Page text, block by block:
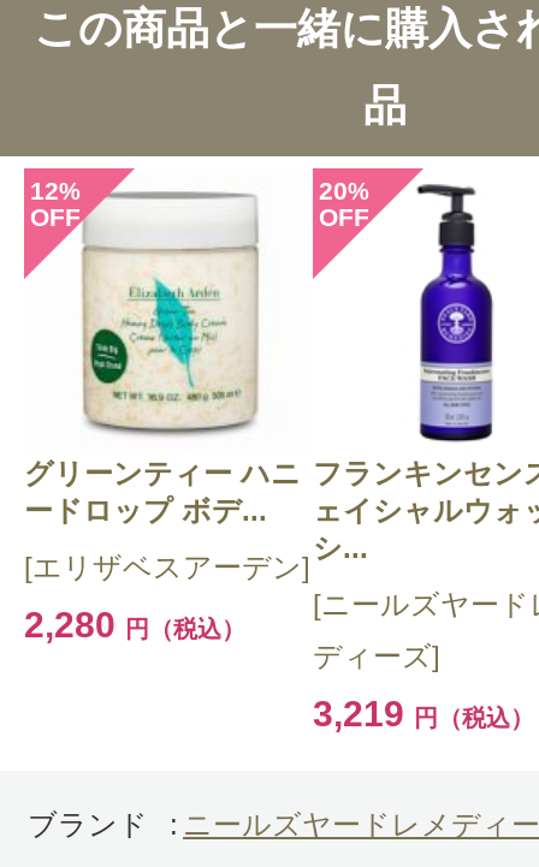
13件のレビュー
投稿日：2023年10月
REINA 様
／20代後半
感じた効能：乾燥(ボディ)
購入品：ガーデンミント＆ベルガモ
どのような香りがするのか分からな
みましたが、アロマのようなベル
香りで、落ち着く感じがします。シ
うなしっとり感もあるのでよかった
この商品と一緒に購入さ
品
12%
OFF
グリーンティー ハニ
ードロップ ボデ...
[エリザベスアーデン]
2,280 円（税込）
20%
OFF
フランキンセン
ェイシャルウォ
シ...
[ニールズヤード
ディーズ]
3,219 円（税込）
ブランド : ニールズヤードレメディ